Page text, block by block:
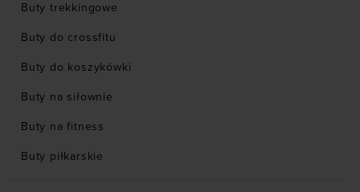
Buty trekkingowe
Buty do crossfitu
Buty do koszykówki
Buty na siłownie
Buty na fitness
Buty piłkarskie